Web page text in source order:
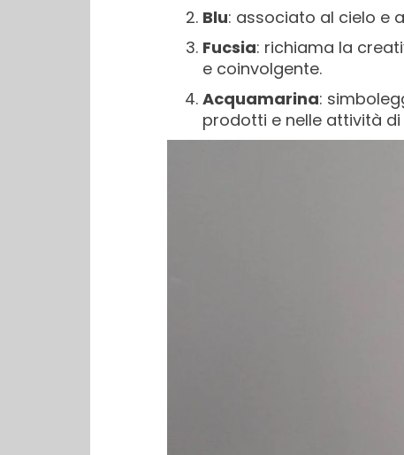
Blu: associato al cielo e
Fucsia: richiama la
e coinvolgente.
Acquamarina:
prodotti e nelle attività di